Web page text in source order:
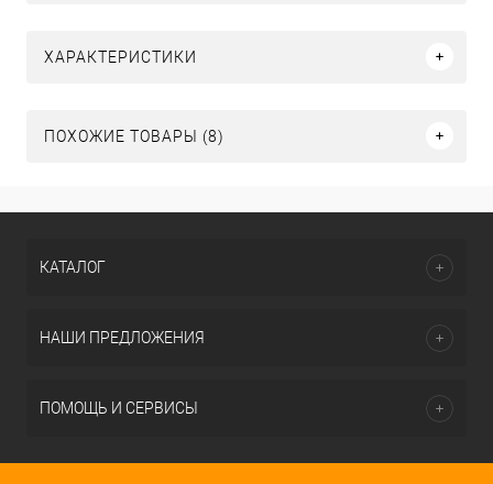
ХАРАКТЕРИСТИКИ
ПОХОЖИЕ ТОВАРЫ (8)
КАТАЛОГ
НАШИ ПРЕДЛОЖЕНИЯ
ПОМОЩЬ И СЕРВИСЫ